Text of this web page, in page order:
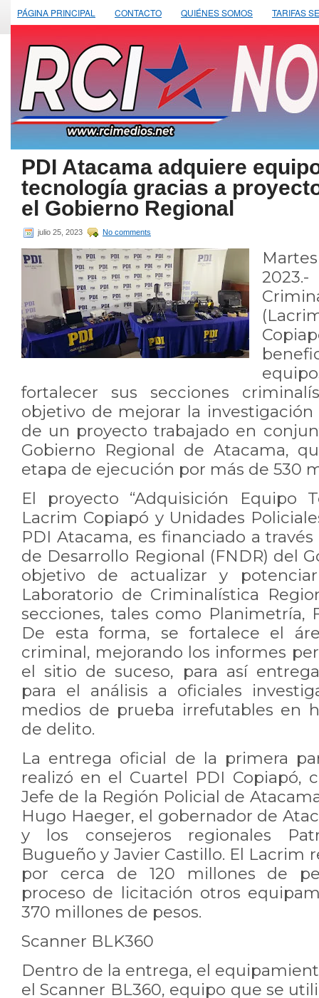
PÁGINA PRINCIPAL CONTACTO QUIÉNES SOMOS TARIFAS
PDI Atacama adquiere
tecnología gracias a
el Gobierno Regional
julio 25, 2023 No comments
fortalecer sus secciones
objetivo de mejorar la investigación
de un proyecto trabajado en
Gobierno Regional de Atacama,
etapa de ejecución por más de 530
El proyecto “Adquisición Equipo
Lacrim Copiapó y Unidades
PDI Atacama, es financiado a
de Desarrollo Regional (FNDR) del
objetivo de actualizar y
Laboratorio de Criminalística
secciones, tales como Planimetría,
De esta forma, se fortalece el
criminal, mejorando los informes
el sitio de suceso, para así
para el análisis a oficiales
medios de prueba irrefutables en
de delito.
La entrega oficial de la primera
realizó en el Cuartel PDI Copiapó,
Jefe de la Región Policial de
Hugo Haeger, el gobernador de
y los consejeros regionales
Bugueño y Javier Castillo. El
por cerca de 120 millones de
proceso de licitación otros
370 millones de pesos.
Scanner BLK360
Dentro de la entrega, el
el Scanner BL360, equipo que se